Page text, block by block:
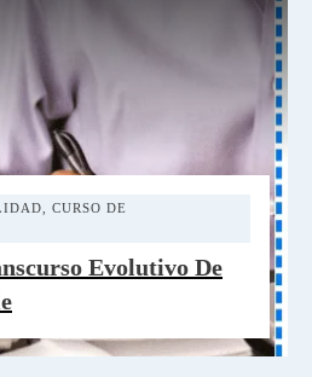
CURSO DE
Evolutivo De